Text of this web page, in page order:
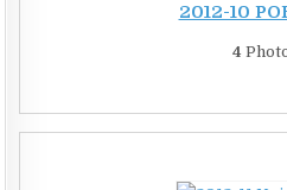
2012-10
4